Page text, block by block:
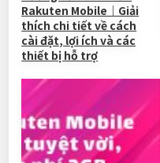
Rakuten Mobile｜Giải
thích chi tiết về cách
cài đặt, lợi ích và các
thiết bị hỗ trợ